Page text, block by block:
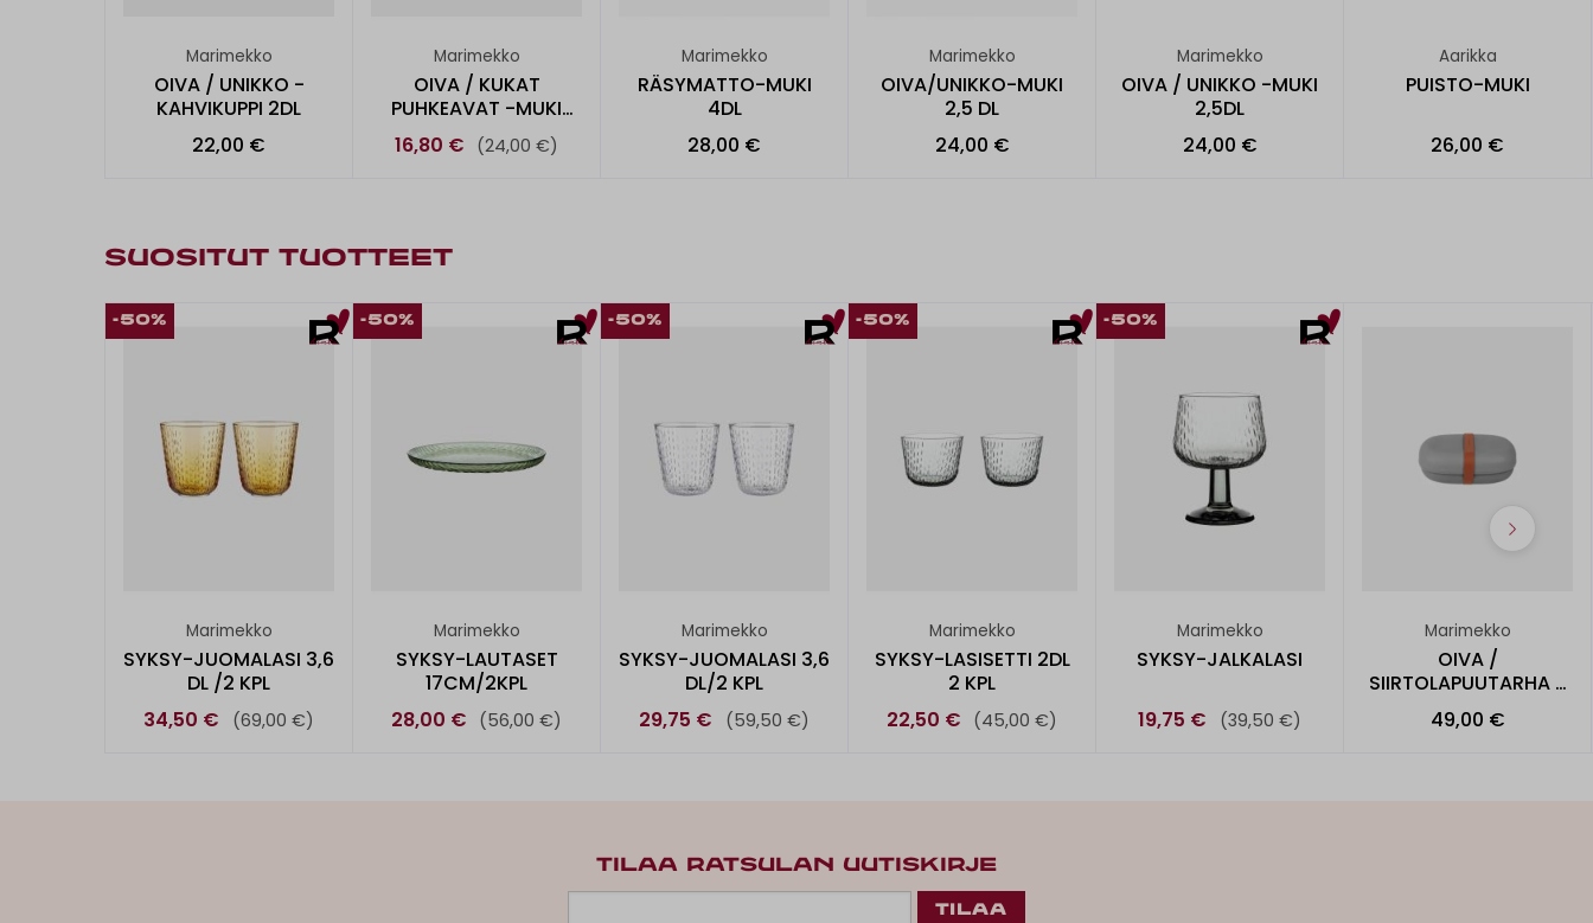
Marimekko
OIVA / UNIKKO -
KAHVIKUPPI 2DL
22,00 €
Marimekko
OIVA / KUKAT
PUHKEAVAT -MUKI
2,5DL
16,80 € (24,00 €)
Marimekko
RÄSYMATTO-MUKI
4DL
28,00 €
Marimekko
OIVA/UNIKKO-MUKI
2,5 DL
24,00 €
Marimekko
OIVA / UNIKKO -MUKI
2,5DL
24,00 €
Aarikka
PUISTO-MUKI
26,00 €
SUOSITUT TUOTTEET
-50%
Marimekko
SYKSY-JUOMALASI 3,6
DL /2 KPL
34,50 €
(69,00 €)
-50%
Marimekko
SYKSY-LAUTASET
17CM/2KPL
28,00 € (56,00 €)
-50%
Marimekko
SYKSY-JUOMALASI 3,6
DL/2 KPL
29,75 €
(59,50 €)
-50%
Marimekko
SYKSY-LASISETTI 2DL
2 KPL
22,50 € (45,00 €)
-50%
Marimekko
SYKSY-JALKALASI
19,75 € (39,50 €)
Marimekko
OIVA /
SIIRTOLAPUUTARHA -
EVÄSRASIA 4DL
49,00 €
TILAA RATSULAN UUTISKIRJE